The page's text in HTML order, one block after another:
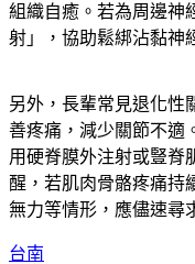
組織自癒。若為周邊神
射」，協助鬆綁沾黏神
另外，長輩常見退化性
善疼痛，減少關節不適
用硬脊膜外注射或豎脊
醒， 若肌肉骨骼疼痛持
無力等情形 ，應儘速尋
台南